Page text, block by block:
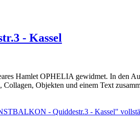
- Kassel
Hamlet OPHELIA gewidmet. In den
Objekten und einem Text
- Quiddestr.3 - Kassel"